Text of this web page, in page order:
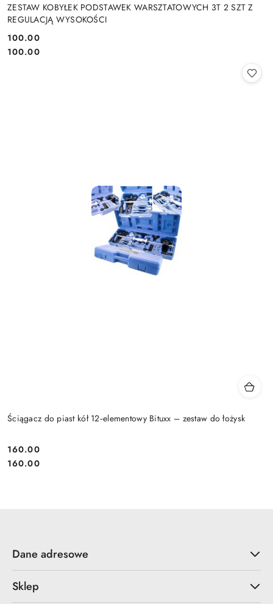
ZESTAW KOBYŁEK PODSTAWEK WARSZTATOWYCH 3T 2 SZT Z
REGULACJĄ WYSOKOŚCI
Cena:
100.00
Cena:
100.00
Ściągacz do piast kół 12‑elementowy Bituxx – zestaw do łożysk
Cena:
160.00
Cena:
160.00
Dane adresowe
Sklep